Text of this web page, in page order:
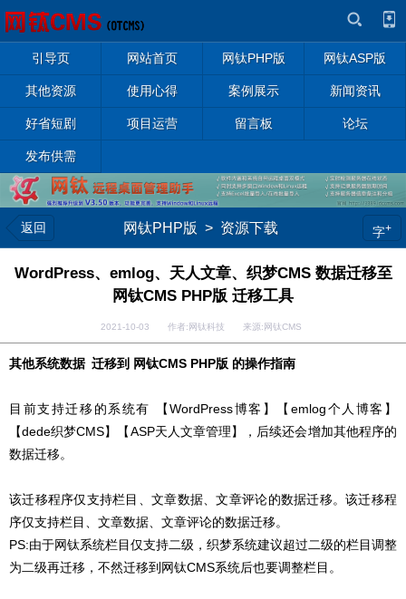
引导页 网站首页 网钛PHP版 网钛ASP版
其他资源 使用心得 案例展示 新闻资讯
好省短剧 项目运营 留言板 论坛
发布供需
返回 网钛PHP版 > 资源下载 字+
WordPress、emlog、天人文章、织梦CMS 数据迁移至
网钛CMS PHP版 迁移工具
2021-10-03 作者:网钛科技 来源:网钛CMS
其他系统数据 迁移到 网钛CMS PHP版 的操作指南
目前支持迁移的系统有 【WordPress博客】【emlog个人博客】
【dede织梦CMS】【ASP天人文章管理】，后续还会增加其他程序的
数据迁移。
该迁移程序仅支持栏目、文章数据、文章评论的数据迁移。该迁移程
序仅支持栏目、文章数据、文章评论的数据迁移。
PS:由于网钛系统栏目仅支持二级，织梦系统建议超过二级的栏目调整
为二级再迁移，不然迁移到网钛CMS系统后也要调整栏目。